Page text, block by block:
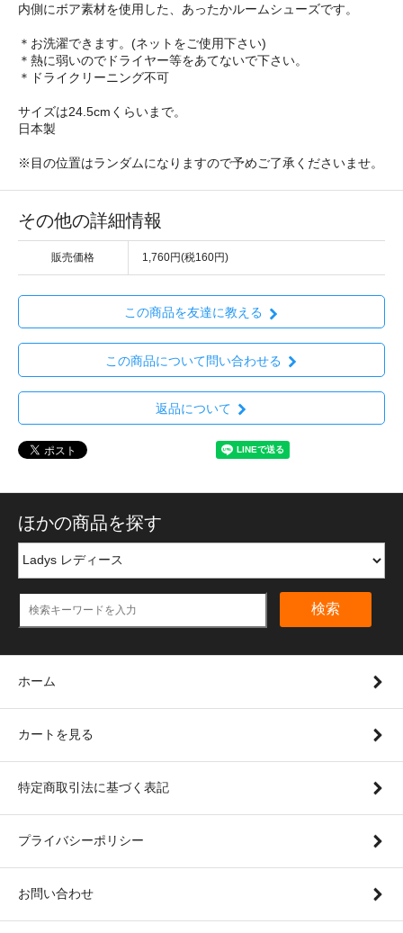
内側にボア素材を使用した、あったかルームシューズです。
＊お洗濯できます。(ネットをご使用下さい)
＊熱に弱いのでドライヤー等をあてないで下さい。
＊ドライクリーニング不可
サイズは24.5cmくらいまで。
日本製
※目の位置はランダムになりますので予めご了承くださいませ。
その他の詳細情報
販売価格 1,760円(税160円)
この商品を友達に教える
この商品について問い合わせる
返品について
ほかの商品を探す
検索
ホーム
カートを見る
特定商取引法に基づく表記
プライバシーポリシー
お問い合わせ